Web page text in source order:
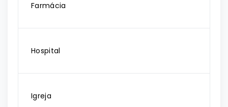
Farmácia
Hospital
Igreja